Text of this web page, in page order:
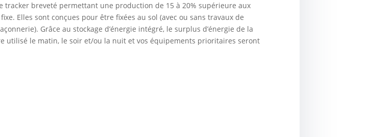
tracker breveté permettant une production de 15 à 20% supérieure aux
Elles sont conçues pour être fixées au sol (avec ou sans travaux de
Grâce au stockage d’énergie intégré, le surplus d’énergie de la
utilisé le matin, le soir et/ou la nuit et vos équipements prioritaires seront